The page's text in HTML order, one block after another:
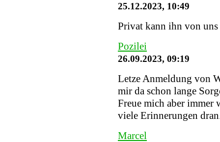
25.12.2023, 10:49
Privat kann ihn von uns
Pozilei
26.09.2023, 09:19
Letze Anmeldung von
mir da schon lange
Freue mich aber immer
viele Erinnerungen
Marcel